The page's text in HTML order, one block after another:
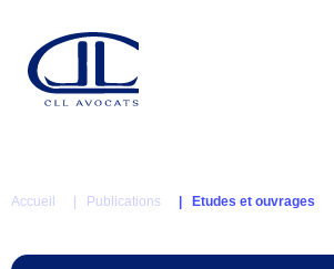
Accueil | Publications | Etudes et ouvrages